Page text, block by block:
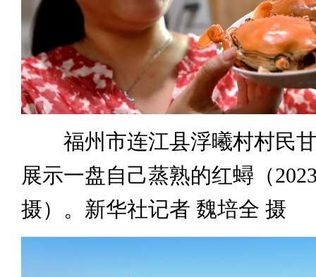
福州市连江县浮曦村村民甘
展示一盘自己蒸熟的红蟳（
摄）。新华社记者 魏培全 摄